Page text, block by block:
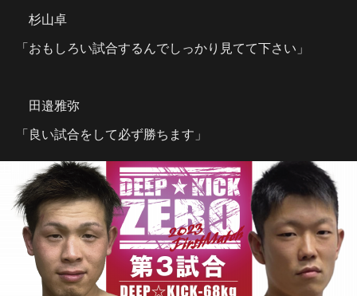
杉山卓
「おもしろい試合するんでしっかり見てて下さい」
田邉雅弥
「良い試合をして必ず勝ちます」